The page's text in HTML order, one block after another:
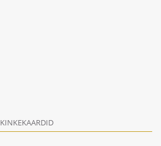
KINKEKAARDID